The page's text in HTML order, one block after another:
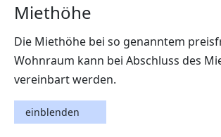
Miethöhe
Die Miethöhe bei so genanntem
Wohnraum kann bei Abschluss des
vereinbart werden.
einblenden